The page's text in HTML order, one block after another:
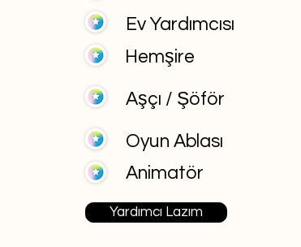
Ev Yardımcısı
Hemşire
Aşçı / Şöför
Oyun Ablası
Animatör
Yardımcı Lazım